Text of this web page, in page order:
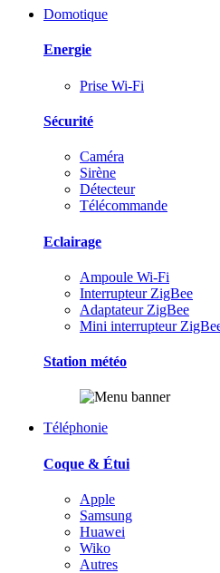
Domotique
Energie
Prise Wi-Fi
Sécurité
Caméra
Sirène
Détecteur
Télécommande
Eclairage
Ampoule Wi-Fi
Interrupteur ZigBee
Adaptateur ZigBee
Mini interrupteur
Station météo
Téléphonie
Coque & Étui
Apple
Samsung
Huawei
Wiko
Autres